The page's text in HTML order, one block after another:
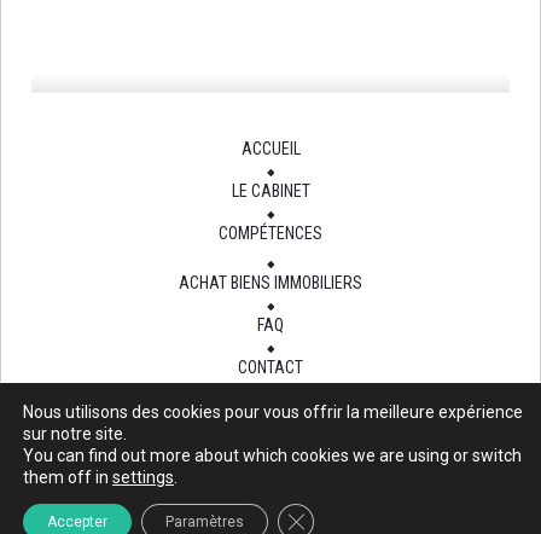
ACCUEIL
LE CABINET
COMPÉTENCES
ACHAT BIENS IMMOBILIERS
FAQ
CONTACT
Site mis à jour au 15 Oct 2015
Nous utilisons des cookies pour vous offrir la meilleure expérience
sur notre site.
You can find out more about which cookies we are using or switch
them off in settings
Accepter Paramètres Close GDPR Cookie Banner